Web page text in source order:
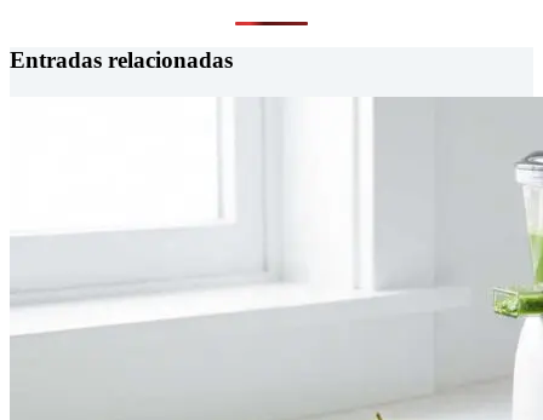
Entradas relacionadas